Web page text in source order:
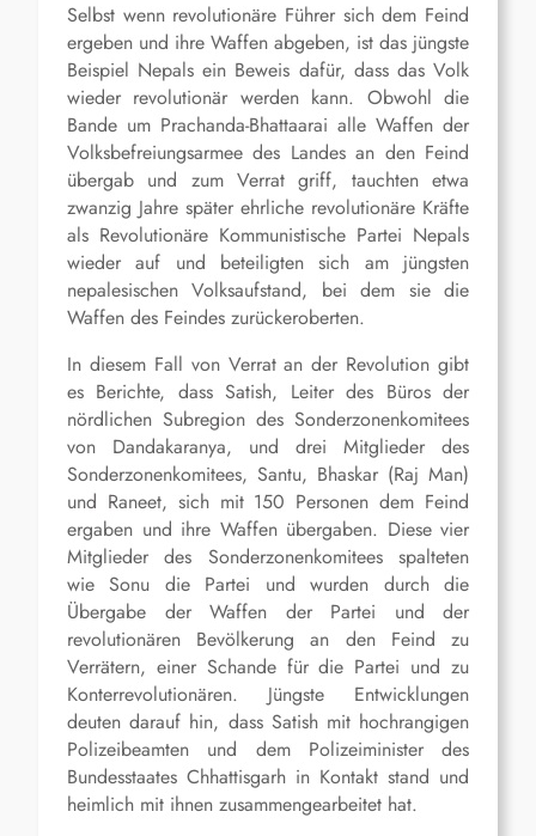
Selbst wenn revolutionäre Führer sich dem Feind
ergeben und ihre Waffen abgeben, ist das jüngste
Beispiel Nepals ein Beweis dafür, dass das Volk
wieder revolutionär werden kann. Obwohl die
Bande um Prachanda-Bhattaarai alle Waffen der
Volksbefreiungsarmee des Landes an den Feind
übergab und zum Verrat griff, tauchten etwa
zwanzig Jahre später ehrliche revolutionäre Kräfte
als Revolutionäre Kommunistische Partei Nepals
wieder auf und beteiligten sich am jüngsten
nepalesischen Volksaufstand, bei dem sie die
Waffen des Feindes zurückeroberten.
In diesem Fall von Verrat an der Revolution gibt
es Berichte, dass Satish, Leiter des Büros der
nördlichen Subregion des Sonderzonenkomitees
von Dandakaranya, und drei Mitglieder des
Sonderzonenkomitees, Santu, Bhaskar (Raj Man)
und Raneet, sich mit 150 Personen dem Feind
ergaben und ihre Waffen übergaben. Diese vier
Mitglieder des Sonderzonenkomitees spalteten
wie Sonu die Partei und wurden durch die
Übergabe der Waffen der Partei und der
revolutionären Bevölkerung an den Feind zu
Verrätern, einer Schande für die Partei und zu
Konterrevolutionären. Jüngste Entwicklungen
deuten darauf hin, dass Satish mit hochrangigen
Polizeibeamten und dem Polizeiminister des
Bundesstaates Chhattisgarh in Kontakt stand und
heimlich mit ihnen zusammengearbeitet hat.